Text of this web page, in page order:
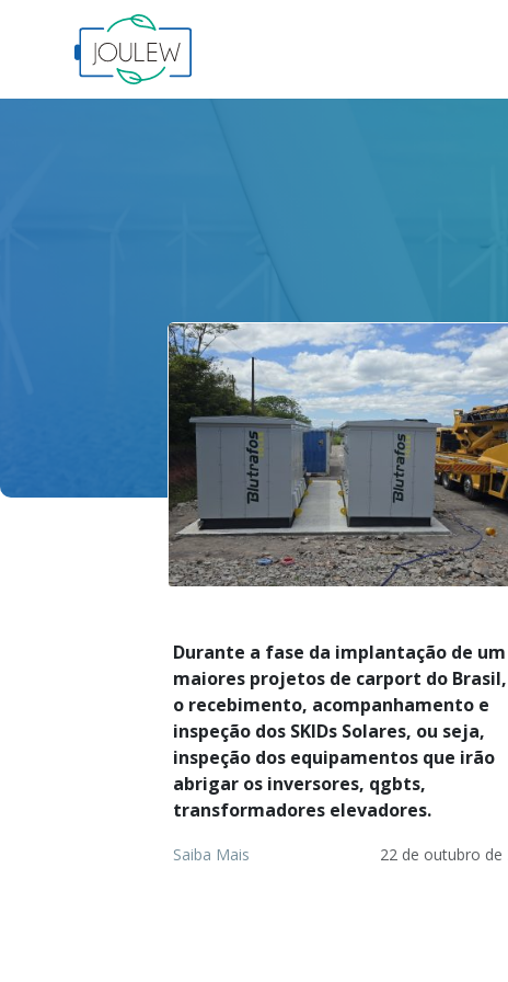
Durante a fase da implantação de
maiores projetos de carport do
o recebimento, acompanhamento e
inspeção dos SKIDs Solares, ou seja,
inspeção dos equipamentos que irão
abrigar os inversores, qgbts,
transformadores elevadores.
Saiba Mais 22 de outubro de